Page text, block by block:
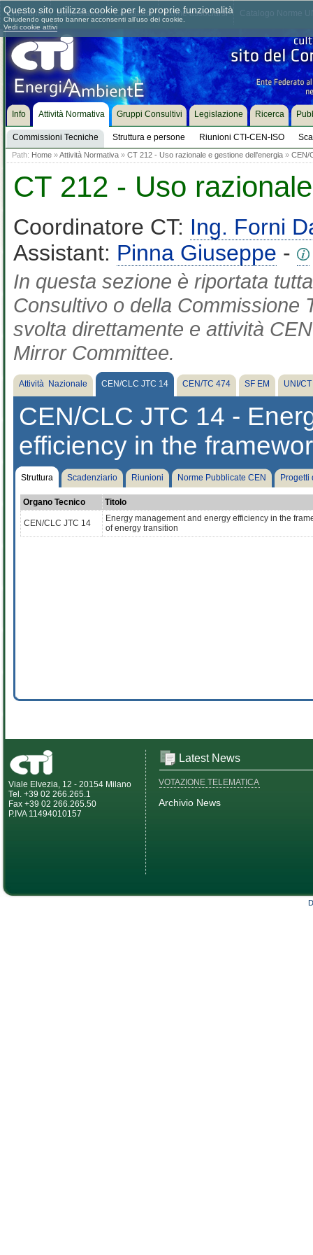
Chi siamo Dove siamo Contattaci Come associarsi
Info Attività Normativa
Commissioni Tecniche Struttura e persone Riunioni CTI-CEN-ISO
Gruppi Consultivi Legislazione Ricerca
Path: Home »Attività Normativa » CT 212 - Uso razionale e gestione dell'energia » CEN/
CT 212 - Uso
Coordinatore CT: Ing. Forni
Assistant: Pinna Giuseppe -
In questa sezione è riportata
Consultivo o della Commissione
svolta direttamente e attività
Mirror Committee.
Attività Nazionale CEN/CLC JTC 14 CEN/TC 474 SF EM UNI/
CEN/CLC JTC 14 -
efficiency in the
Struttura Scadenziario Riunioni Norme Pubblicate CEN Progetti
Organo Tecnico Titolo
CEN/CLC JTC 14
Energy management and energy efficiency in the
of energy transition
Viale Elvezia, 12 - 20154 Milano
Tel. +39 02 266.265.1
Fax +39 02 266.265.50
P.IVA 11494010157
Latest News
VOTAZIONE TELEMATICA
Archivio News
Questo sito utilizza cookie per le proprie funzionalità
Chiudendo questo banner acconsenti all'uso dei cookie.
Vedi cookie attivi